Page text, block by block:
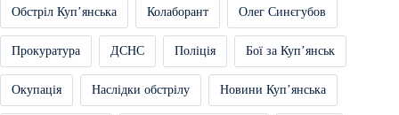
Обстріл Купʼянська Колаборант Олег Синєгубов
Прокуратура ДСНС Поліція Бої за Купʼянськ
Окупація Наслідки обстрілу Новини Купʼянська